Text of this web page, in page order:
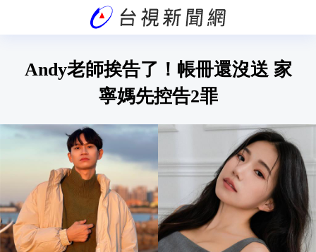
Andy老師挨告了！帳冊還沒送 家
寧媽先控告2罪